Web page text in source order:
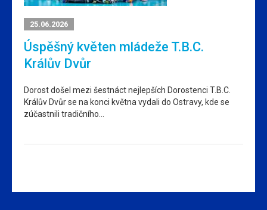
25.06.2026
Úspěšný květen mládeže T.B.C.
Králův Dvůr
Dorost došel mezi šestnáct nejlepších Dorostenci T.B.C.
Králův Dvůr se na konci května vydali do Ostravy, kde se
zúčastnili tradičního…